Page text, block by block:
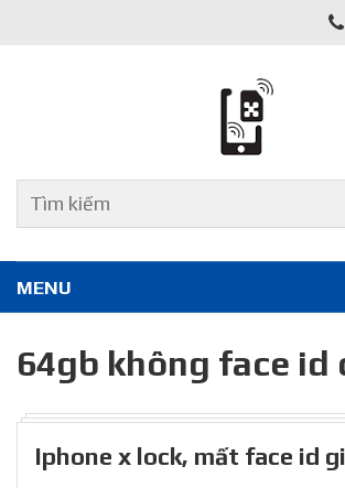
MENU
64gb không face id
Iphone x lock, mất face id